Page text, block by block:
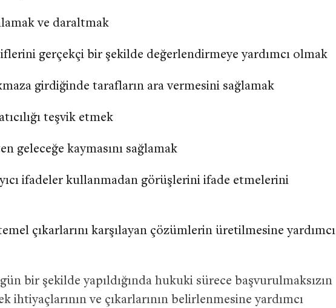
ve daraltmak
gerçekçi bir şekilde değerlendirmeye yardımcı olmak
girdiğinde tarafların ara vermesini sağlamak
teşvik etmek
geleceğe kaymasını sağlamak
ifadeler kullanmadan görüşlerini ifade etmelerini
çıkarlarını karşılayan çözümlerin üretilmesine yardımcı
bir şekilde yapıldığında hukuki sürece başvurulmaksızın
ihtiyaçlarının ve çıkarlarının belirlenmesine yardımcı